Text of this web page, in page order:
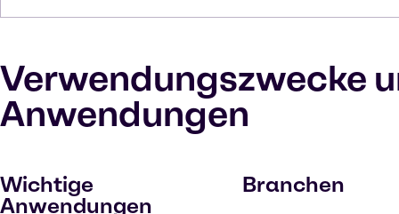
Verwendungszwecke
Anwendungen
Wichtige
Anwendungen
Branchen